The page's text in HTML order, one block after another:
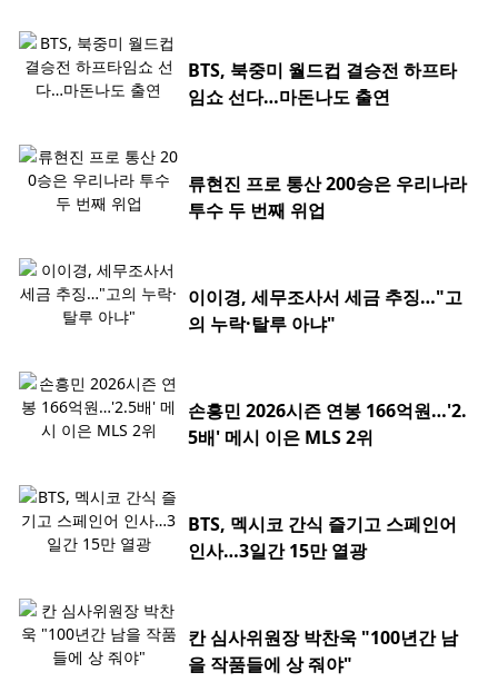
BTS, 북중미 월드컵 결승전 하프타
임쇼 선다…마돈나도 출연
류현진 프로 통산 200승은 우리나라
투수 두 번째 위업
이이경, 세무조사서 세금 추징…"고
의 누락·탈루 아냐"
손흥민 2026시즌 연봉 166억원…'2.
5배' 메시 이은 MLS 2위
BTS, 멕시코 간식 즐기고 스페인어
인사…3일간 15만 열광
칸 심사위원장 박찬욱 "100년간 남
을 작품들에 상 줘야"